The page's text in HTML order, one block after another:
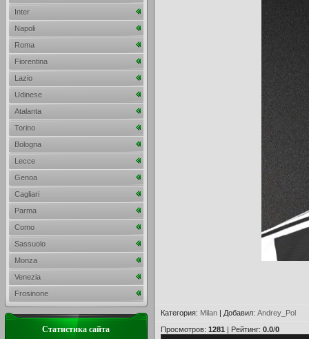
Категория: Milan | Добавил: Andrey_Pol
Просмотров: 1281 | Рейтинг: 0.0/0
Inter
Napoli
Roma
Fiorentina
Lazio
Udinese
Atalanta
Torino
Bologna
Lecce
Genoa
Cagliari
Parma
Como
Sassuolo
Monza
Venezia
Frosinone
Статистика сайта